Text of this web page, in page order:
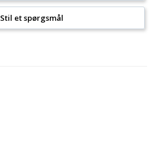
Stil et spørgsmål